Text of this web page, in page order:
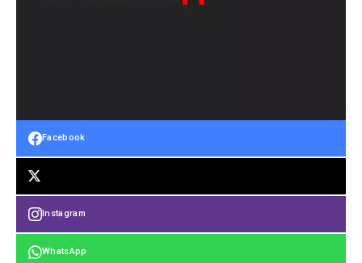
Facebook
Instagram
WhatsApp